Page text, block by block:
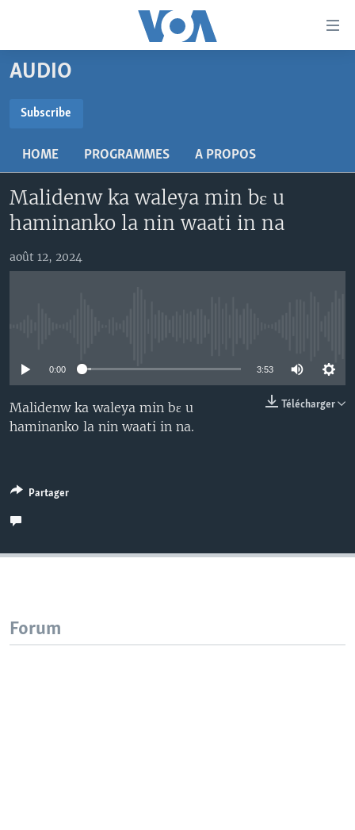
Menu
principal
navigation
principale
Retour
recherche
MALI KURA
RADIO
AN BA FO!
FARAFINA FOLI
Learning English
SUIVEZ-NOUS
AUDIO
Subscribe
HOME PROGRAMMES A PROPOS
Malidenw ka waleya min bɛ u
haminanko la nin waati in na
août 12, 2024
0:00 3:53
Télécharger
Malidenw ka waleya min bɛ u
haminanko la nin waati in na.
Partager
Forum